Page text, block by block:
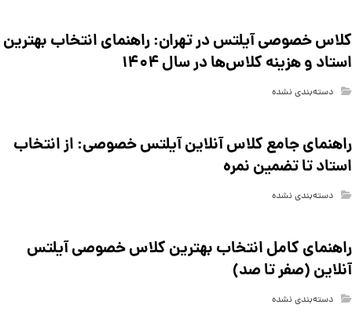
کلاس خصوصی آیلتس در تهران: راهنمای انتخاب بهترین
استاد و هزینه کلاس‌ها در سال ۱۴۰۴
دسته‌بندی نشده
راهنمای جامع کلاس آنلاین آیلتس خصوصی: از انتخاب
استاد تا تضمین نمره
دسته‌بندی نشده
راهنمای کامل انتخاب بهترین کلاس خصوصی آیلتس
آنلاین (صفر تا صد)
دسته‌بندی نشده